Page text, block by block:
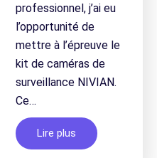
professionnel, j’ai eu
l’opportunité de
mettre à l’épreuve le
kit de caméras de
surveillance NIVIAN.
Ce…
Lire plus